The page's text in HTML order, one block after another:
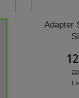
Adapter